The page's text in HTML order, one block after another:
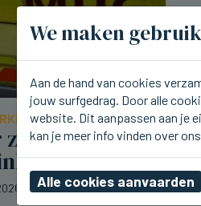
gewond
19:30
We maken
Aan de hand van cookies
jouw surfgedrag. Door alle
website. Dit aanpassen aan je
kan je meer info vinden over
Alle cookies aanvaarden